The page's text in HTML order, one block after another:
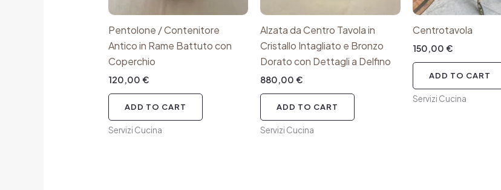
Pentolone / Contenitore
Antico in Rame Battuto con
Coperchio
120,00 €
ADD TO CART
Servizi Cucina
Alzata da Centro Tavola in
Cristallo Intagliato e Bronzo
Dorato con Dettagli a Delfino
880,00€
ADD TO CART
Servizi Cucina
Centrotavola
150,00 €
ADD TO CART
Servizi Cucina